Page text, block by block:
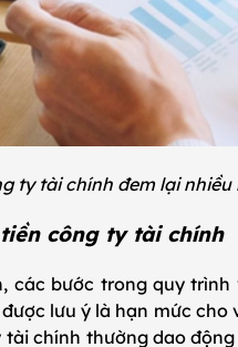
ty tài chính đem lại
công ty tài chính
các bước trong quy
lưu ý là hạn mức cho
chính thường dao